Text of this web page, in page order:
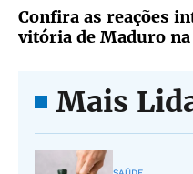
Confira as reações
vitória de Maduro na
Mais